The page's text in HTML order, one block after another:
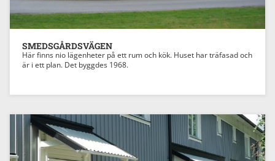
SMEDSGÅRDSVÄGEN
Här finns nio lägenheter på ett rum och kök. Huset har träfasad och
är i ett plan. Det byggdes 1968.